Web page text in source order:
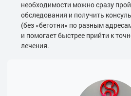
необходимости можно сразу
обследования и получить
(без «беготни» по разным
и помогает быстрее прийти к
лечения.